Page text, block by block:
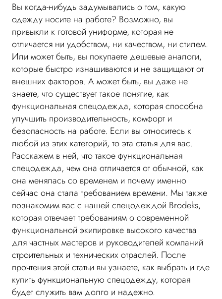
Вы когда-нибудь задумывались о том, какую
одежду носите на работе? Возможно, вы
привыкли к готовой униформе, которая не
отличается ни удобством, ни качеством, ни стилем.
Или может быть, вы покупаете дешевые аналоги,
которые быстро изнашиваются и не защищают от
внешних факторов. А может быть, вы даже не
знаете, что существует такое понятие, как
функциональная спецодежда, которая способна
улучшить производительность, комфорт и
безопасность на работе. Если вы относитесь к
любой из этих категорий, то эта статья для вас.
Расскажем в ней, что такое функциональная
спецодежда, чем она отличается от обычной, как
она менялась со временем и почему именно
сейчас она стала требованием времени. Мы также
познакомим вас с нашей спецодеждой Brodeks,
которая отвечает требованиям о современной
функциональной экипировке высокого качества
для частных мастеров и руководителей компаний
строительных и технических отраслей. После
прочтения этой статьи вы узнаете, как выбрать и где
купить функциональную спецодежду, которая
будет служить вам долго и надежно.